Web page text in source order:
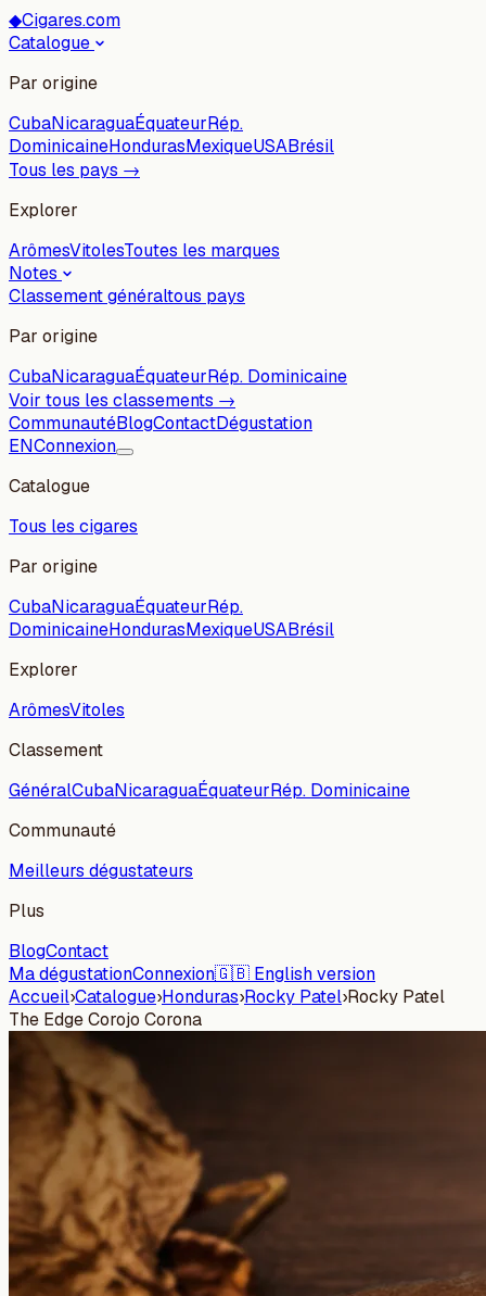
◆Cigares.com
Catalogue
Par origine
CubaNicaraguaÉquateurRép.
DominicaineHondurasMexiqueUSABrésil
Tous les pays →
Explorer
ArômesVitolesToutes les marques
Notes
Classement généraltous pays
Par origine
CubaNicaraguaÉquateurRép. Dominicaine
Voir tous les classements →
CommunautéBlogContactDégustation
ENConnexion
Catalogue
Tous les cigares
Par origine
CubaNicaraguaÉquateurRép.
DominicaineHondurasMexiqueUSABrésil
Explorer
ArômesVitoles
Classement
GénéralCubaNicaraguaÉquateurRép. Dominicaine
Communauté
Meilleurs dégustateurs
Plus
BlogContact
Ma dégustationConnexion🇬🇧 English version
Accueil›Catalogue›Honduras›Rocky Patel›Rocky Patel
The Edge Corojo Corona